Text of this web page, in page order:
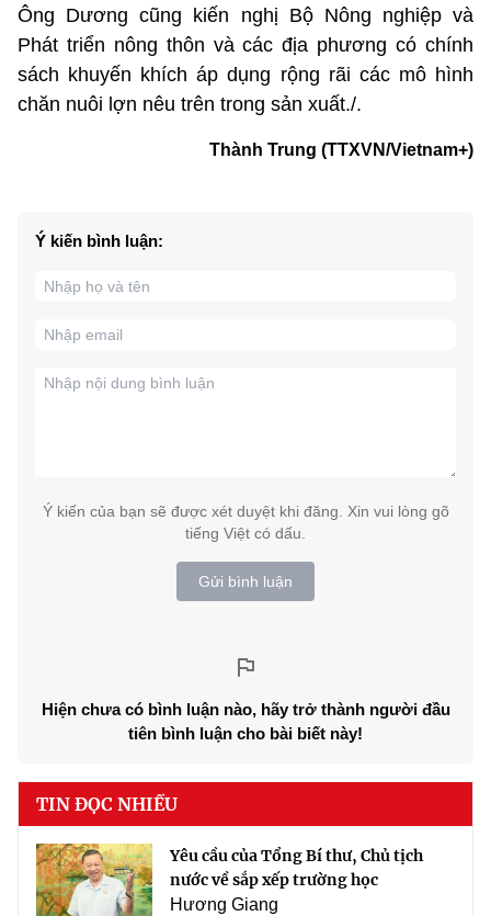
Ông Dương cũng kiến nghị Bộ Nông nghiệp và
Phát triển nông thôn và các địa phương có chính
sách khuyến khích áp dụng rộng rãi các mô hình
chăn nuôi lợn nêu trên trong sản xuất./.
Thành Trung (TTXVN/Vietnam+)
Ý kiến bình luận:
Ý kiến của bạn sẽ được xét duyệt khi đăng. Xin vui lòng gõ
tiếng Việt có dấu.
Gửi bình luận
Hiện chưa có bình luận nào, hãy trở thành người đầu
tiên bình luận cho bài biết này!
TIN ĐỌC NHIỀU
Yêu cầu của Tổng Bí thư, Chủ tịch
nước về sắp xếp trường học
Hương Giang